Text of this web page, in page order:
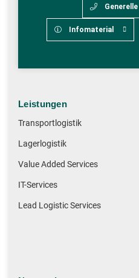
Infomaterial
Leistungen
Transportlogistik
Lagerlogistik
Value Added Services
IT-Services
Lead Logistic Services